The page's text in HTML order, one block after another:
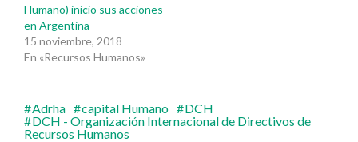
Humano) inicio sus acciones
en Argentina
15 noviembre, 2018
En «Recursos Humanos»
Adrha capital Humano
DCH
DCH - Organización Internacional de Directivos de
Recursos Humanos